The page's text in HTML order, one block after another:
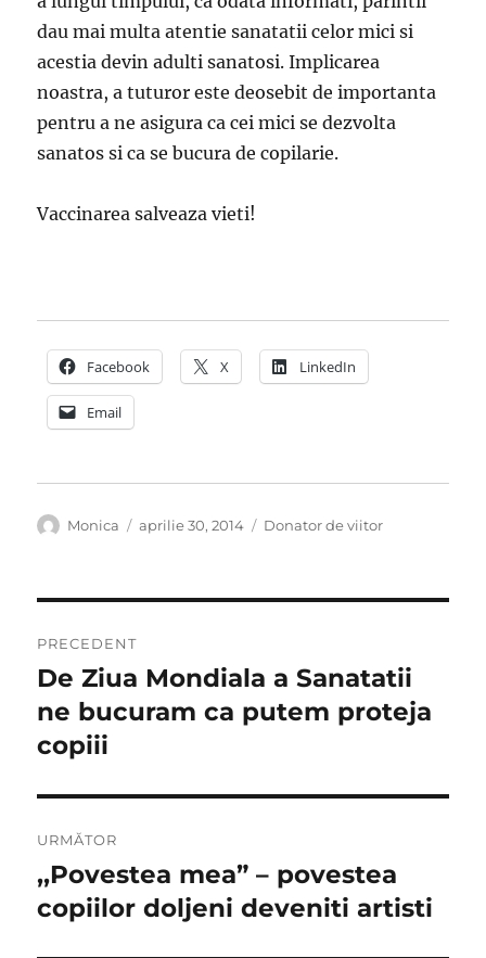
dau mai multa atentie sanatatii celor mici si
acestia devin adulti sanatosi. Implicarea
noastra, a tuturor este deosebit de importanta
pentru a ne asigura ca cei mici se dezvolta
sanatos si ca se bucura de copilarie.
Vaccinarea salveaza vieti!
Facebook X LinkedIn
Email
Autor
Monica
Publicat
aprilie 30, 2014 Categorii
Donator de viitor
în
articole
PRECEDENT
Articolul
anterior:
De Ziua Mondiala a Sanatatii
ne bucuram ca putem proteja
copiii
URMĂTOR
Articolul
următor:
,,Povestea mea” – povestea
copiilor doljeni deveniti artisti